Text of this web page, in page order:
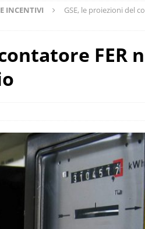
INCENTIVI
GSE, le proiezioni del
FER